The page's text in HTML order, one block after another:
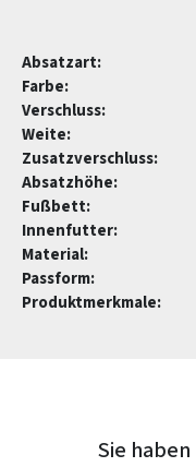
Absatzart:
Farbe:
Verschluss:
Weite:
Zusatzverschluss:
Absatzhöhe:
Fußbett:
Innenfutter:
Material:
Passform:
Produktmerkmale:
Sie haben